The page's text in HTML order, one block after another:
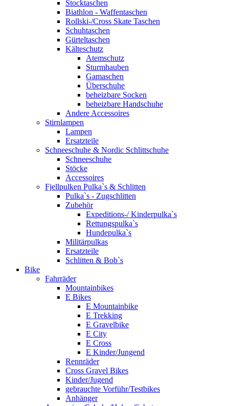
Stocktaschen
Biathlon - Waffentaschen
Rollski-/Cross Skate Taschen
Schuhtaschen
Gürteltaschen
Kälteschutz
Atemschutz
Sturmhauben
Gamaschen
Überschuhe
beheizbare Socken
beheizbare Handschuhe
Andere Accessoires
Stirnlampen
Lampen
Ersatzteile
Schneeschuhe & Nordic Schlittschuhe
Schneeschuhe
Stöcke
Accessoires
Fjellpulken Pulka`s & Schlitten
Pulka`s - Zugschlitten
Zubehör
Expeditions-/ Kinderpulka`s
Rettungspulka`s
Hundepulka`s
Militärpulkas
Ersatzteile
Schlitten & Bob`s
Bike
Fahrräder
Mountainbikes
E Bikes
E Mountainbike
E Trekking
E Gravelbike
E City
E Cross
E Kinder/Jungend
Rennräder
Cross Gravel Bikes
Kinder/Jugend
gebrauchte Vorführ/Testbikes
Anhänger